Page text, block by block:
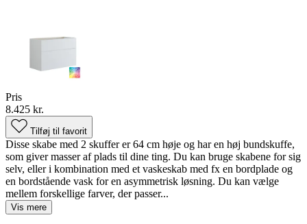
Pris
8.425 kr.
Tilføj til favorit
Disse skabe med 2 skuffer er 64 cm høje og har en høj bundskuffe,
som giver masser af plads til dine ting. Du kan bruge skabene for sig
selv, eller i kombination med et vaskeskab med fx en bordplade og
en bordstående vask for en asymmetrisk løsning. Du kan vælge
mellem forskellige farver, der passer...
Vis mere